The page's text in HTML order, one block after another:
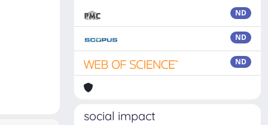
ND
ND
ND
social impact